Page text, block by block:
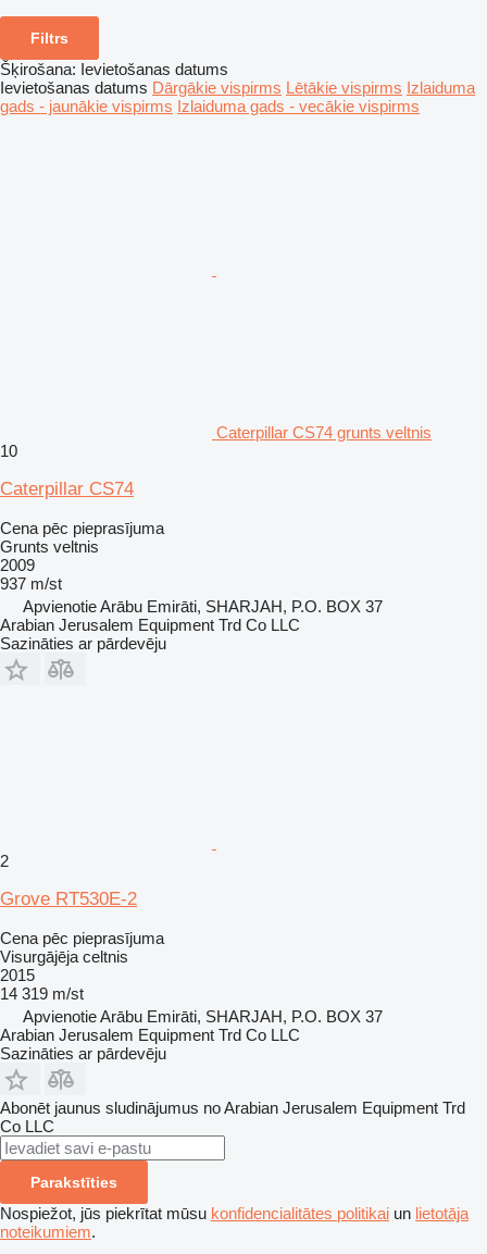
Filtrs
Šķirošana: Ievietošanas datums
Ievietošanas datums Dārgākie vispirms Lētākie vispirms Izlaiduma
gads - jaunākie vispirms Izlaiduma gads - vecākie vispirms
Caterpillar CS74 grunts veltnis
10
Caterpillar CS74
Cena pēc pieprasījuma
Grunts veltnis
2009
937 m/st
Apvienotie Arābu Emirāti, SHARJAH, P.O. BOX 37
Arabian Jerusalem Equipment Trd Co LLC
Sazināties ar pārdevēju
2
Grove RT530E-2
Cena pēc pieprasījuma
Visurgājēja celtnis
2015
14 319 m/st
Apvienotie Arābu Emirāti, SHARJAH, P.O. BOX 37
Arabian Jerusalem Equipment Trd Co LLC
Sazināties ar pārdevēju
Abonēt jaunus sludinājumus no Arabian Jerusalem Equipment Trd
Co LLC
Parakstīties
Nospiežot, jūs piekrītat mūsu konfidencialitātes politikai un lietotāja
noteikumiem.